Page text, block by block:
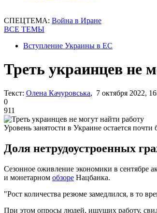
СПЕЦТЕМА: Война в Иране
ВСЕ ТЕМЫ
Вступление Украины в ЕС
Треть украинцев не
Текст: Олена Качуровська, 7 октября 2022,
0
911
Уровень занятости в Украине остается почти
Доля нетрудоустроенных
Сезонное оживление экономики в сентябре
и монетарном обзоре Нацбанка.
"Рост количества резюме замедлился, в то
При этом опросы людей, ищущих работу,